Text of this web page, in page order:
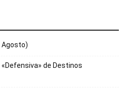
Agosto)
de Destinos